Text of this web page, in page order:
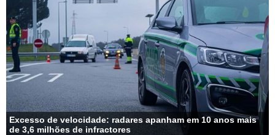
Excesso de velocidade: radares apanham em 10 anos mais
de 3,6 milhões de infractores